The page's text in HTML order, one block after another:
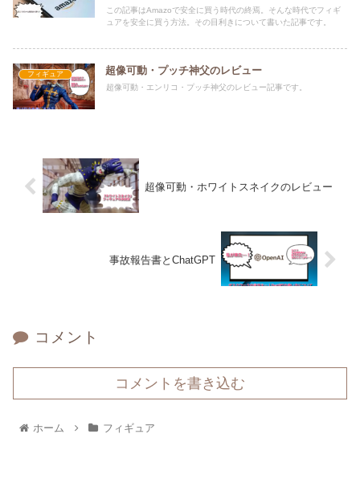
この記事はAmazoで安全に買う時代の終焉。そんな時代でフィギ
ュアを安全に買う方法。その目利きについて書いた記事です。
フィギュア 超像可動・プッチ神父のレビュー
超像可動・エンリコ・プッチ神父のレビュー記事です。
超像可動・ホワイトスネイクのレビュー
事故報告書とChatGPT
コメント
コメントを書き込む
ホーム フィギュア